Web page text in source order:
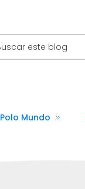
Polo Mundo